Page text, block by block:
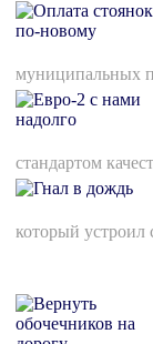
муниципальных
стандартом
который устроил